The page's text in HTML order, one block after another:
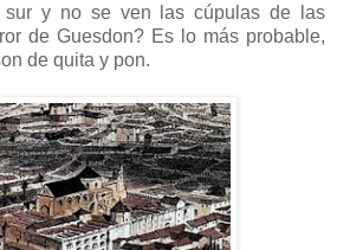
sur y no se ven las cúpulas de las
de Guesdon? Es lo más probable,
de quita y pon.